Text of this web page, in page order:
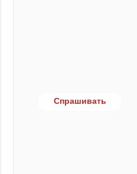
Спрашивать